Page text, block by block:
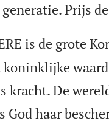
Prijs
is de grote
koninklijke
kracht. De
God haar